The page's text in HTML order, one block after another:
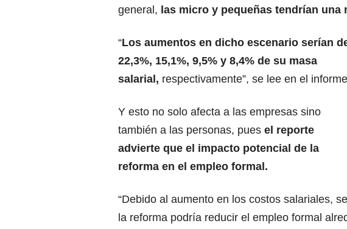
general, las micro y pequeñas tendrían una
“Los aumentos en dicho escenario serían
22,3%, 15,1%, 9,5% y 8,4% de su masa
salarial, respectivamente”, se lee en el
Y esto no solo afecta a las empresas sino
también a las personas, pues el reporte
advierte que el impacto potencial de la
reforma en el empleo formal.
“Debido al aumento en los costos salariales,
la reforma podría reducir el empleo formal